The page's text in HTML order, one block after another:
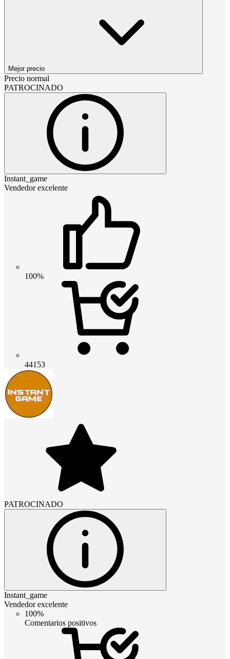
Mejor precio
Precio normal
PATROCINADO
Instant_game
Vendedor excelente
100%
44153
PATROCINADO
Instant_game
Vendedor excelente
100%
Comentarios positivos